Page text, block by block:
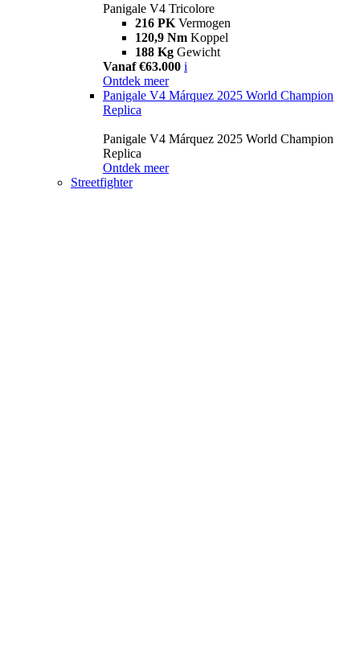
Panigale V4 Tricolore
216 PK Vermogen
120,9 Nm Koppel
188 Kg Gewicht
Vanaf €63.000 i
Ontdek meer
Panigale V4 Márquez 2025 World Champion
Replica
Panigale V4 Márquez 2025 World Champion
Replica
Ontdek meer
Streetfighter